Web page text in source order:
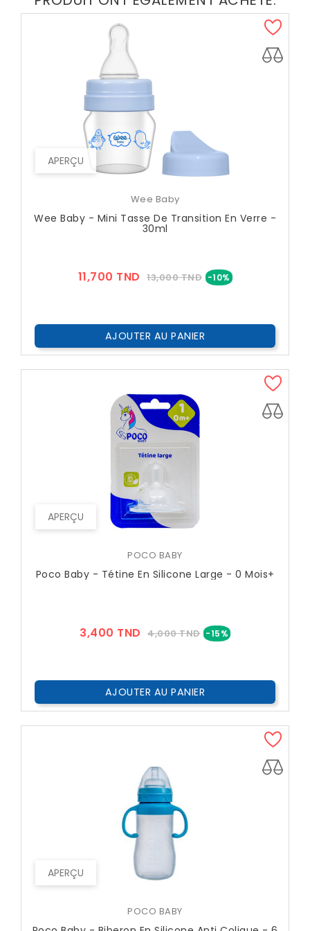
APERÇU
Wee Baby
Wee Baby - Mini Tasse De Transition En Verre -
30ml
11,700 TND Prix
13,000 TND -10% Prix
AJOUTER AU PANIER
APERÇU
POCO BABY
Poco Baby - Tétine En Silicone Large - 0 Mois+
3,400 TND Prix
4,000 TND -15%Prix
AJOUTER AU PANIER
APERÇU
POCO BABY